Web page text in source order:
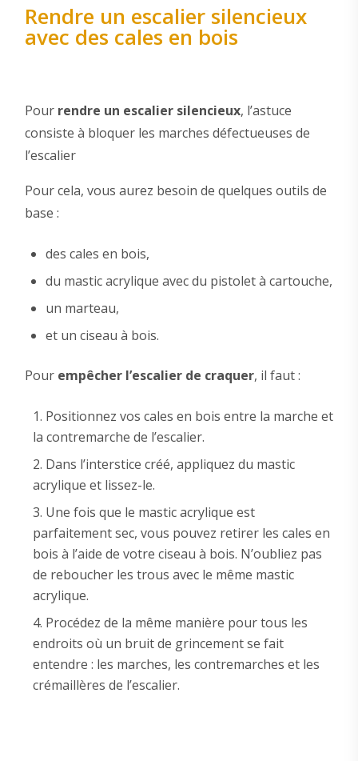
Rendre un escalier silencieux
avec des cales en bois
Pour rendre un escalier silencieux, l’astuce
consiste à bloquer les marches défectueuses de
l’escalier
Pour cela, vous aurez besoin de quelques outils de
base :
des cales en bois,
du mastic acrylique avec du pistolet à cartouche,
un marteau,
et un ciseau à bois.
Pour empêcher l’escalier de craquer, il faut :
Positionnez vos cales en bois entre la marche et
la contremarche de l’escalier.
Dans l’interstice créé, appliquez du mastic
acrylique et lissez-le.
Une fois que le mastic acrylique est
parfaitement sec, vous pouvez retirer les cales en
bois à l’aide de votre ciseau à bois. N’oubliez pas
de reboucher les trous avec le même mastic
acrylique.
Procédez de la même manière pour tous les
endroits où un bruit de grincement se fait
entendre : les marches, les contremarches et les
crémaillères de l’escalier.